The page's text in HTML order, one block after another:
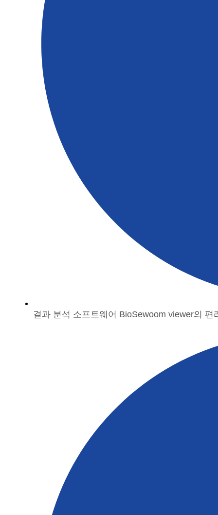
결과 분석 소프트웨어 BioSewoom viewer의 편